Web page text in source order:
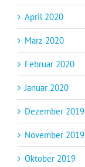
April 2020
März 2020
Februar 2020
Januar 2020
Dezember 2019
November 2019
Oktober 2019